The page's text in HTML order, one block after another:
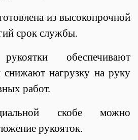
из высокопрочной
срок службы.
обеспечивают
снижают нагрузку на руку
работ.
скобе можно
рукояток.